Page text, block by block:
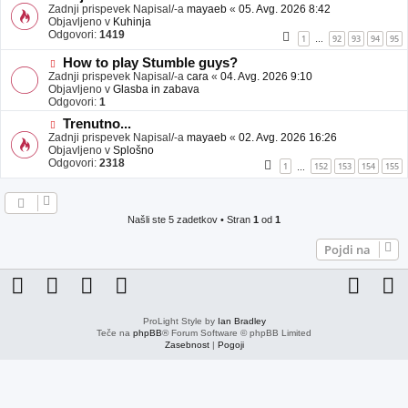
a
v
e
o
v
e
b
a
v
e
Zadnji prispevek Napisal/-a mayaeb « 05. Avg. 2026 8:42
Objavljeno v Kuhinja
Odgovori: 1419 1 92 93 94 95
N
o
v
e
o
b
j
a
v
e
How to play Stumble guys?
Zadnji prispevek Napisal/-a cara « 04. Avg. 2026 9:10
Objavljeno v Glasba in zabava
Odgovori: 1
N
o
v
e
o
Trenutno...
Zadnji prispevek Napisal/-a mayaeb « 02. Avg. 2026 16:26
Objavljeno v Splošno
Odgovori: 2318 1 152 153 154 155
Našli ste 5 zadetkov • Stran 1 od 1
Pojdi na
ProLight Style by Ian Bradley
Teče na phpBB® Forum Software © phpBB Limited
Zasebnost| Pogoji